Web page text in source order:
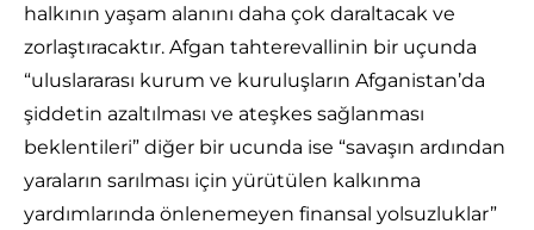
halkının yaşam alanını daha çok daraltacak ve
zorlaştıracaktır. Afgan tahterevallinin bir uçunda
“uluslararası kurum ve kuruluşların Afganistan’da
şiddetin azaltılması ve ateşkes sağlanması
beklentileri” diğer bir ucunda ise “savaşın ardından
yaraların sarılması için yürütülen kalkınma
yardımlarında önlenemeyen finansal yolsuzluklar”